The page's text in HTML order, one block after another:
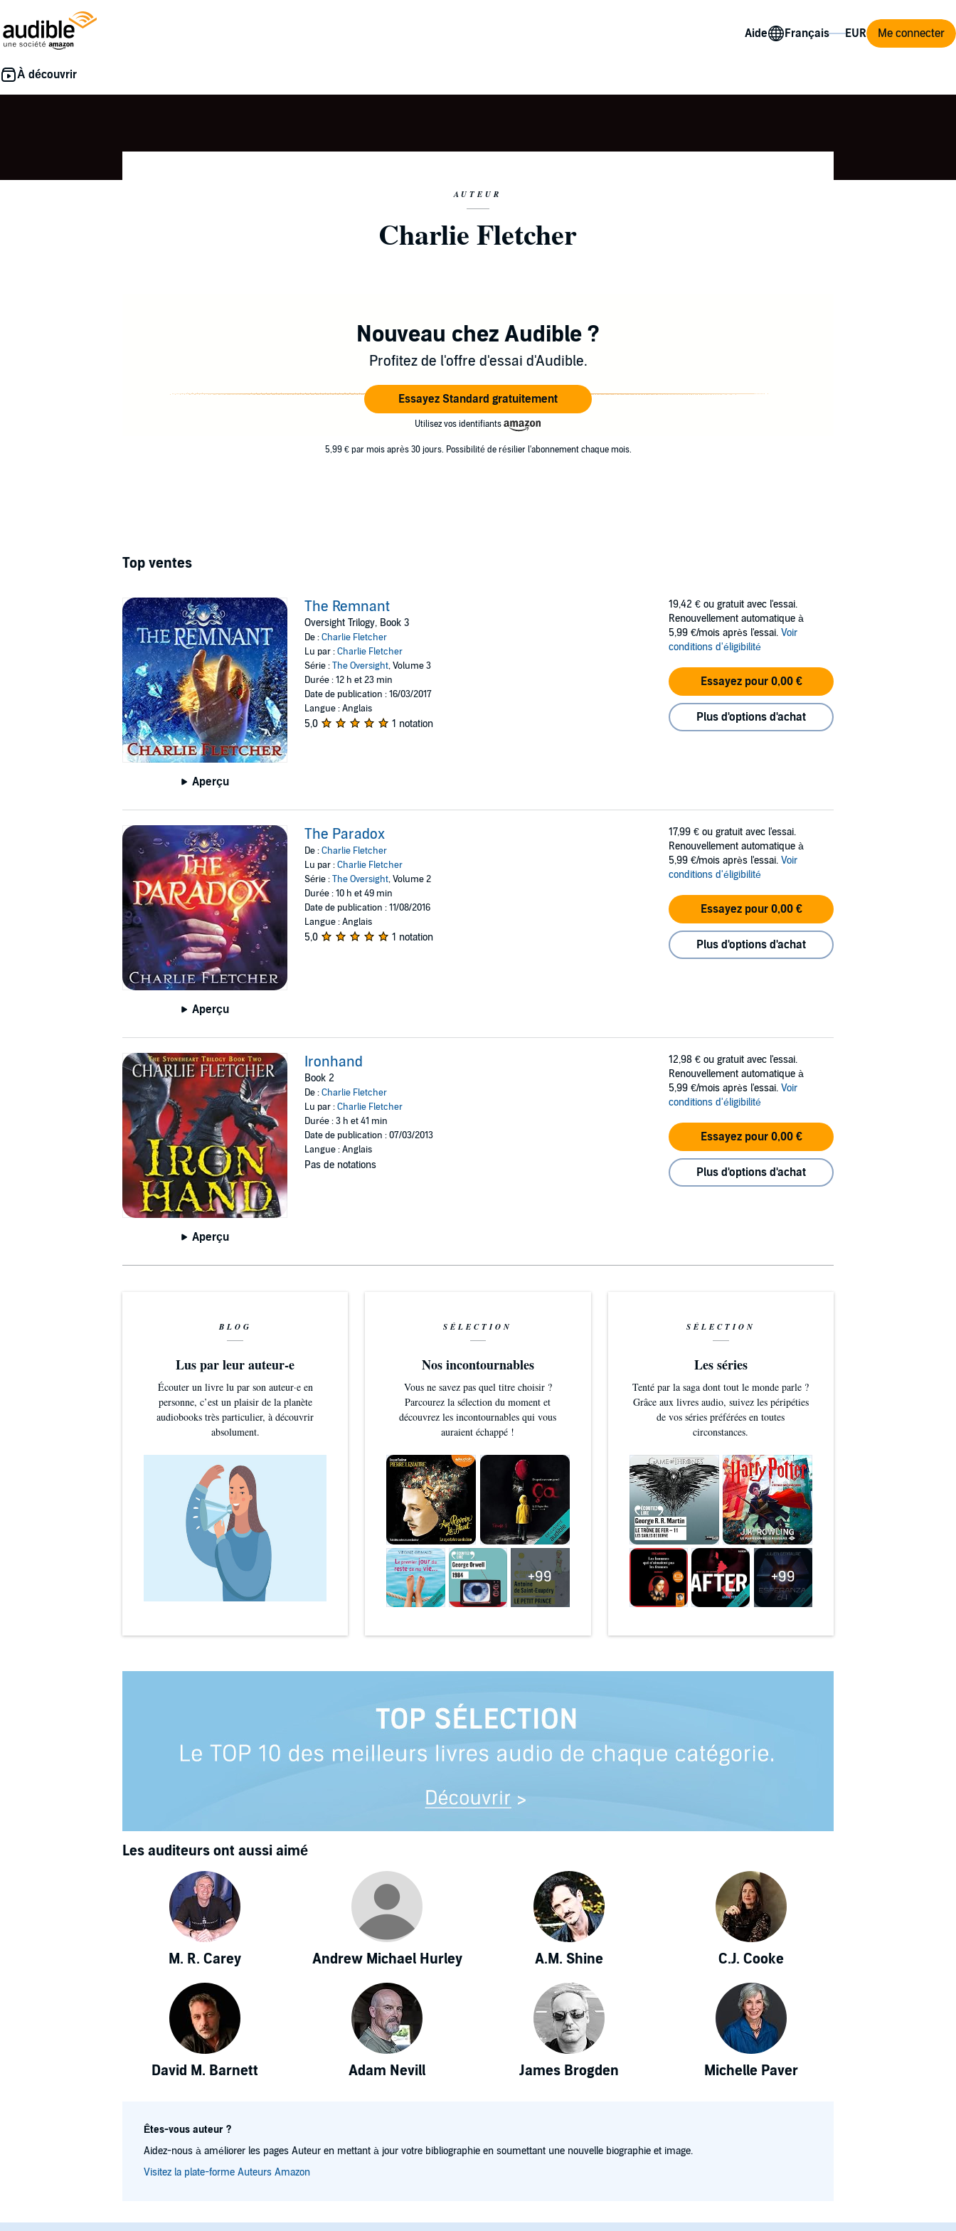
Aide Me connecter
AUTEUR
Charlie Fletcher
Nouveau chez Audible ?
Profitez de l'offre d'essai d'Audible.
Essayez Standard gratuitement
Utilisez vos identifiants
5,99 € par mois après 30 jours. Possibilité de résilier l'abonnement chaque mois.
Top ventes
Aperçu
The Remnant
Oversight Trilogy, Book 3
De :Charlie Fletcher
Lu par :Charlie Fletcher
Série :The Oversight, Volume 3
Durée : 12 h et 23 min
Date de publication : 16/03/2017
Langue : Anglais
5,0 1 notation
19,42 € ou gratuit avec l'essai.
Renouvellement automatique à
5,99 €/mois après l'essai. Voir
conditions d'éligibilité
Essayez pour 0,00 €
Plus d'options d'achat
Aperçu
The Paradox
De :Charlie Fletcher
Lu par :Charlie Fletcher
Série :The Oversight, Volume 2
Durée : 10 h et 49 min
Date de publication : 11/08/2016
Langue : Anglais
5,0 1 notation
17,99 € ou gratuit avec l'essai.
Renouvellement automatique à
5,99 €/mois après l'essai. Voir
conditions d'éligibilité
Essayez pour 0,00 €
Plus d'options d'achat
Aperçu
Ironhand
Book 2
De :Charlie Fletcher
Lu par :Charlie Fletcher
Durée : 3 h et 41 min
Date de publication : 07/03/2013
Langue : Anglais
Pas de notations
12,98 € ou gratuit avec l'essai.
Renouvellement automatique à
5,99 €/mois après l'essai. Voir
conditions d'éligibilité
Essayez pour 0,00 €
Plus d'options d'achat
BLOG
Lus par leur auteur-e
Écouter un livre lu par son auteur·e en
personne, c’est un plaisir de la planète
audiobooks très particulier, à découvrir
absolument.
SÉLECTION
Nos incontournables
Vous ne savez pas quel titre choisir ?
Parcourez la sélection du moment et
découvrez les incontournables qui vous
auraient échappé !
+99
SÉLECTION
Les séries
Tenté par la saga dont tout le monde parle ?
Grâce aux livres audio, suivez les péripéties
de vos séries préférées en toutes
circonstances.
+99
Les auditeurs ont aussi aimé
M. R. Carey Andrew Michael Hurley A.M. Shine C.J. Cooke
David M. Barnett Adam Nevill James Brogden Michelle Paver
Êtes-vous auteur ?
Aidez-nous à améliorer les pages Auteur en mettant à jour votre bibliographie en soumettant une nouvelle biographie et image.
Visitez la plate-forme Auteurs Amazon